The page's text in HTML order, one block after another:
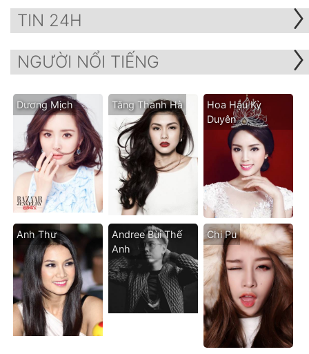
TIN 24H
NGƯỜI NỔI TIẾNG
Dương Mịch Tăng Thanh Hà
Hoa Hậu Kỳ
Duyên
Anh Thư
Andree Bùi Thế
Anh
Chi Pu